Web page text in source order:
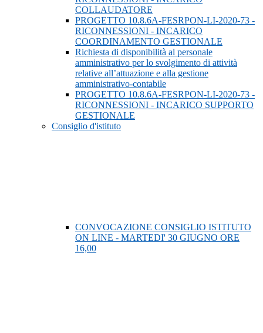
COLLAUDATORE
PROGETTO 10.8.6A-FESRPON-LI-2020-73 -
RICONNESSIONI - INCARICO
COORDINAMENTO GESTIONALE
Richiesta di disponibilità al personale
amministrativo per lo svolgimento di attività
relative all’attuazione e alla gestione
amministrativo-contabile
PROGETTO 10.8.6A-FESRPON-LI-2020-73 -
RICONNESSIONI - INCARICO SUPPORTO
GESTIONALE
Consiglio d'istituto
CONVOCAZIONE CONSIGLIO ISTITUTO
ON LINE - MARTEDI' 30 GIUGNO ORE
16,00